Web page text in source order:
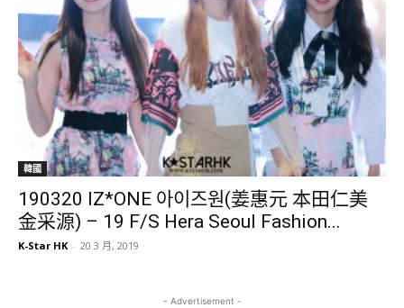
韓國
190320 IZ*ONE 아이즈원(姜惠元 本田仁美
金采源) – 19 F/S Hera Seoul Fashion...
K-Star HK - 20 3 月, 2019
- Advertisement -